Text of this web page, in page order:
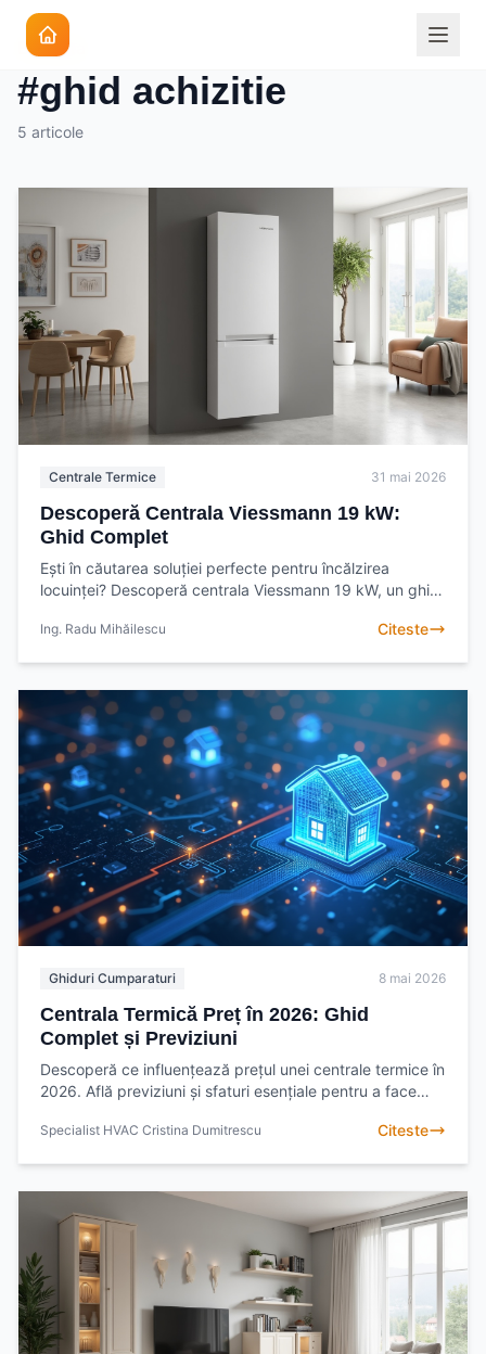
Eticheta
#ghid achizitie
5 articole
Centrale Termice 31 mai 2026
Descoperă Centrala Viessmann 19 kW:
Ghid Complet
Ești în căutarea soluției perfecte pentru încălzirea
locuinței? Descoperă centrala Viessmann 19 kW, un ghid
Ing. Radu Mihăilescu Citeste
Ghiduri Cumparaturi 8 mai 2026
Centrala Termică Preț în 2026: Ghid
Complet și Previziuni
Descoperă ce influențează prețul unei centrale termice în
2026. Află previziuni și sfaturi esențiale pentru a face
Specialist HVAC Cristina Dumitrescu Citeste